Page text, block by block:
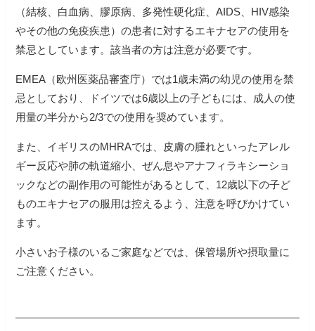
（結核、白血病、膠原病、多発性硬化症、AIDS、HIV感染
やその他の免疫疾患）の患者に対するエキナセアの使用を
禁忌としています。該当者の方は注意が必要です。
EMEA（欧州医薬品審査庁）では1歳未満の幼児の使用を禁
忌としており、ドイツでは6歳以上の子どもには、成人の使
用量の半分から2/3での使用を奨めています。
また、イギリスのMHRAでは、皮膚の腫れといったアレル
ギー反応や肺の軌道縮小、ぜん息やアナフィラキシーショ
ックなどの副作用の可能性があるとして、12歳以下の子ど
ものエキナセアの服用は控えるよう、注意を呼びかけてい
ます。
小さいお子様のいるご家庭などでは、保管場所や摂取量に
ご注意ください。